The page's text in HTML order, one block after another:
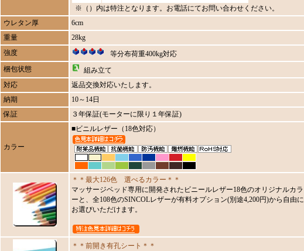
※（）内は特注となります。お電話にてお問い合わせください。
ウレタン厚
6cm
重量
28kg
強度
等分布荷重400kg対応
梱包状態
組み立て
対応
返品交換対応いたします。
納期
10～14日
保証
３年保証(モーターに限り１年保証)
カラー
■ビニルレザー（18色対応）
＊＊最大126色 選べるカラー＊＊
マッサージベッド専用に開発されたビニールレザー18色のオリジナルカラ
ーと、全108色のSINCOLレザーが有料オプション(別途4,200円)から自由に
お選びいただけます。
＊＊前開き有孔シート＊＊